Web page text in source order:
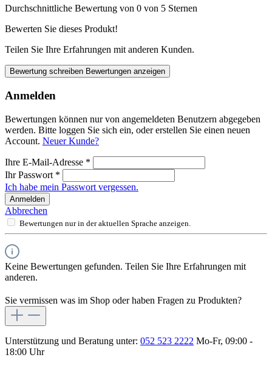
Durchschnittliche Bewertung von 0 von 5 Sternen
Bewerten Sie dieses Produkt!
Teilen Sie Ihre Erfahrungen mit anderen Kunden.
Bewertung schreiben Bewertungen anzeigen
Anmelden
Bewertungen können nur von angemeldeten Benutzern abgegeben
werden. Bitte loggen Sie sich ein, oder erstellen Sie einen neuen
Account. Neuer Kunde?
Ihre E-Mail-Adresse *
Ihr Passwort *
Ich habe mein Passwort vergessen.
Anmelden
Abbrechen
Bewertungen nur in der aktuellen Sprache anzeigen.
Keine Bewertungen gefunden. Teilen Sie Ihre Erfahrungen mit
anderen.
Sie vermissen was im Shop oder haben Fragen zu Produkten?
Unterstützung und Beratung unter: 052 523 2222 Mo-Fr, 09:00 -
18:00 Uhr